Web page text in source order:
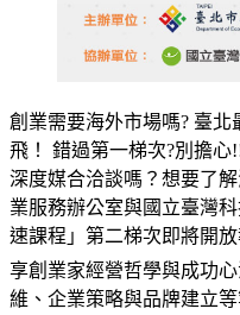
創業需要海外市場嗎? 臺
飛！ 錯過第一梯次?別擔
深度媒合洽談嗎？想要了
業服務辦公室與國立臺灣
速課程」第二梯次即將開
享創業家經營哲學與成功
維、企業策略與品牌建立